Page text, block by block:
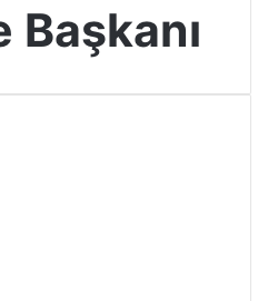
Başkanı